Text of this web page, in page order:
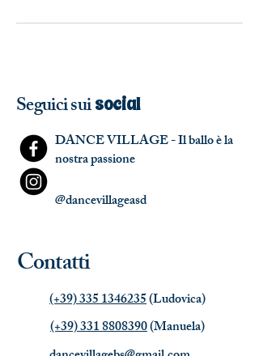
Seguici suisocial
DANCE VILLAGE - Il ballo è la
nostra passione
@dancevillageasd
Contatti
(+39) 335 1346235(Ludovica)
(+39) 331 8808390(Manuela)